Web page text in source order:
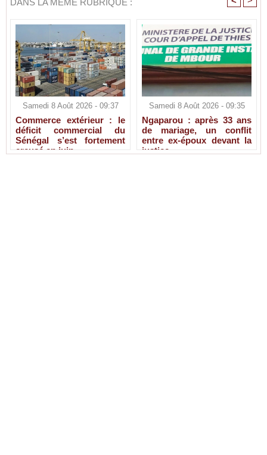
Samedi 8 Août 2026 - 09:37
Commerce extérieur : le
déficit commercial du
Sénégal s’est fortement
creusé en juin
Samedi 8 Août 2026 - 09:35
Ngaparou : après 33 ans
de mariage, un conflit
entre ex-époux devant la
justice